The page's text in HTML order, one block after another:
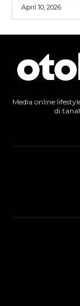
April 10, 2026
Media online
di